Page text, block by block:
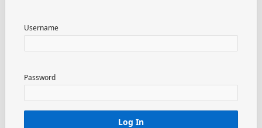
Username
Password
Log In